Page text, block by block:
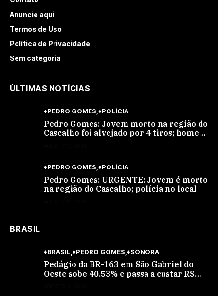
Anuncie aqui
Termos de Uso
Política de Privacidade
Sem categoria
ÙLTIMAS NOTÍCIAS
♦PEDRO GOMES ♦POLÍCIA
Pedro Gomes: Jovem morto na região do
Cascalho foi alvejado por 4 tiros; homem
♦PEDRO GOMES ♦POLÍCIA
Pedro Gomes: URGENTE: Jovem é morto
na região do Cascalho; polícia no local
BRASIL
♦BRASIL ♦PEDRO GOMES ♦SONORA
Pedágio da BR-163 em São Gabriel do
Oeste sobe 40,53% e passa a custar R$